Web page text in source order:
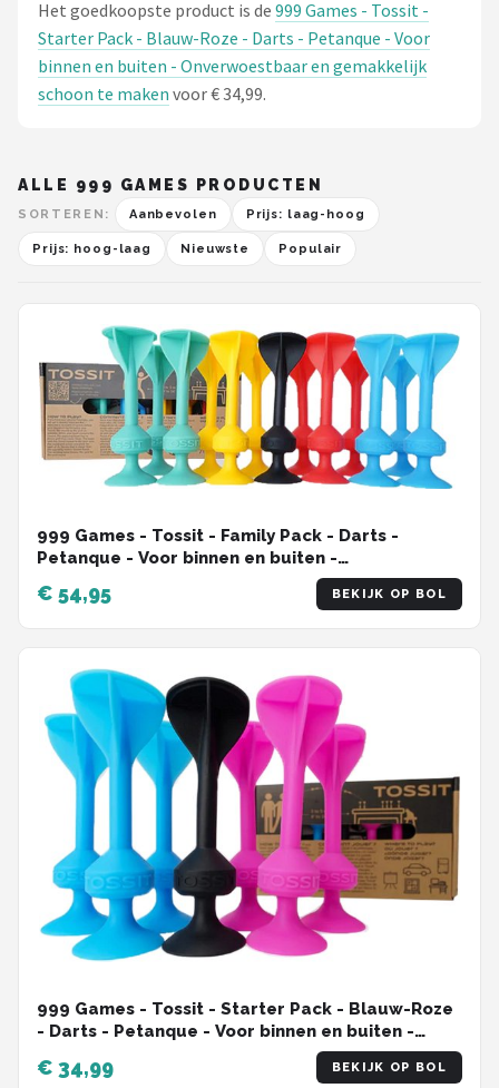
Het goedkoopste product is de 999 Games - Tossit -
Starter Pack - Blauw-Roze - Darts - Petanque - Voor
binnen en buiten - Onverwoestbaar en gemakkelijk
schoon te maken voor € 34,99.
ALLE 999 GAMES PRODUCTEN
SORTEREN: Aanbevolen Prijs: laag-hoog
Prijs: hoog-laag Nieuwste Populair
999 Games - Tossit - Family Pack - Darts -
Petanque - Voor binnen en buiten -
Onverwoestbaar en gemakkelijk schoon te
maken
€ 54,95 BEKIJK OP BOL
999 Games - Tossit - Starter Pack - Blauw-Roze
- Darts - Petanque - Voor binnen en buiten -
Onverwoestbaar en gemakkelijk schoon te
maken
€ 34,99 BEKIJK OP BOL